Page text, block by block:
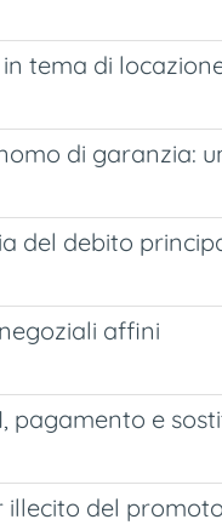
in tema di
di garanzia:
del debito
affini
pagamento e
del